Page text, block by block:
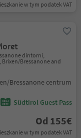
w tym podatek VAT
dintorni,
Brixen/Bressanone and
Bressanone centrum
Südtirol Guest Pass
Od 155€
w tym podatek VAT